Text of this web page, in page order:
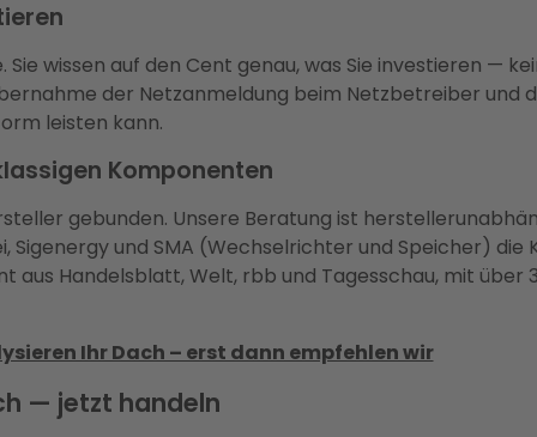
wissen auf den Cent genau, was Sie investieren —
der Netzanmeldung beim Netzbetreiber und
leisten kann.
Komponenten
gebunden. Unsere Beratung ist
Sigenergy und SMA (Wechselrichter und Speicher)
aus Handelsblatt, Welt, rbb und Tagesschau, mit
Ihr Dach – erst dann empfehlen wir
— jetzt handeln